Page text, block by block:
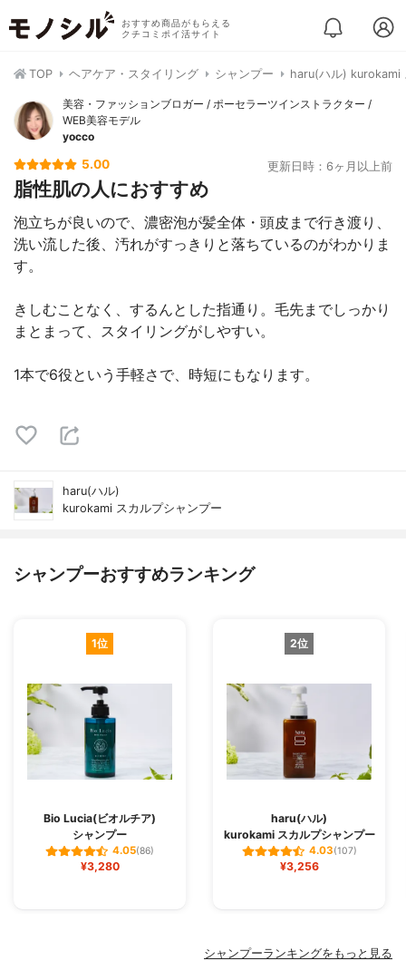
おすすめ商品がもらえる
クチコミポイ活サイト
TOP ヘアケア・スタイリング シャンプー haru(ハル) kurokami
美容・ファッションブロガー / ポーセラーツインストラクター /
WEB美容モデル
yocco
5.00 更新日時：6ヶ月以上前
脂性肌の人におすすめ
泡立ちが良いので、濃密泡が髪全体・頭皮まで行き渡り、
洗い流した後、汚れがすっきりと落ちているのがわかりま
す。
きしむことなく、するんとした指通り。毛先までしっかり
まとまって、スタイリングがしやすい。
1本で6役という手軽さで、時短にもなります。
haru(ハル)
kurokami スカルプシャンプー
シャンプーおすすめランキング
1位
Bio Lucia(ビオルチア)
シャンプー
4.05(86)
¥3,280
2位
haru(ハル)
kurokami スカルプシャンプー
4.03(107)
¥3,256
シャンプーランキングをもっと見る